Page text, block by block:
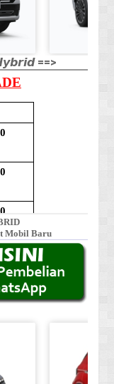
==>
Mobil Baru